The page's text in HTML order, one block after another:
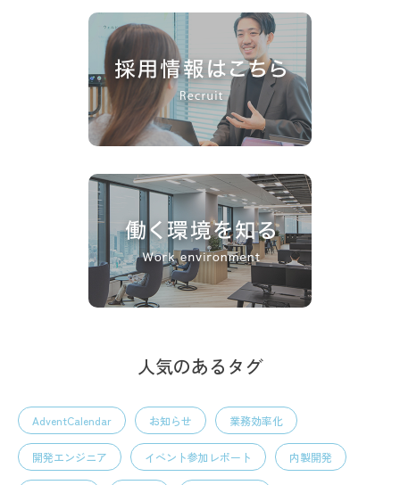
人気のあるタグ
AdventCalendar お知らせ 業務効率化
開発エンジニア イベント参加レポート 内製開発